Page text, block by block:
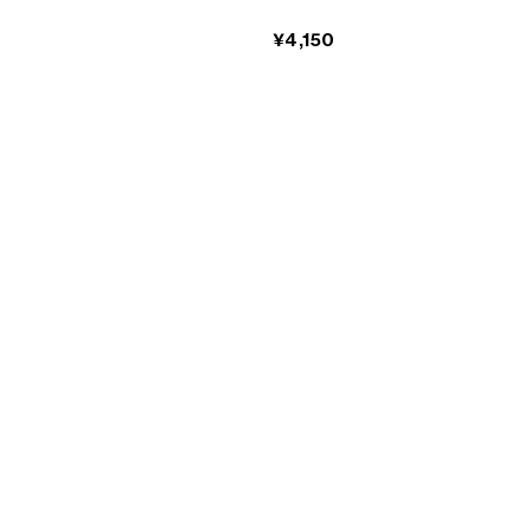
¥4,150